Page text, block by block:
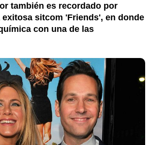
también es recordado por
sitcom 'Friends', en donde
con una de las